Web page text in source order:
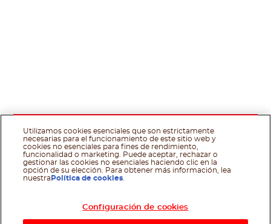
Utilizamos cookies esenciales que son estrictamente
necesarias para el funcionamiento de este sitio web y
cookies no esenciales para fines de rendimiento,
funcionalidad o marketing. Puede aceptar, rechazar o
gestionar las cookies no esenciales haciendo clic en la
opción de su elección. Para obtener más información, lea
nuestra Política de cookies
Configuración de cookies